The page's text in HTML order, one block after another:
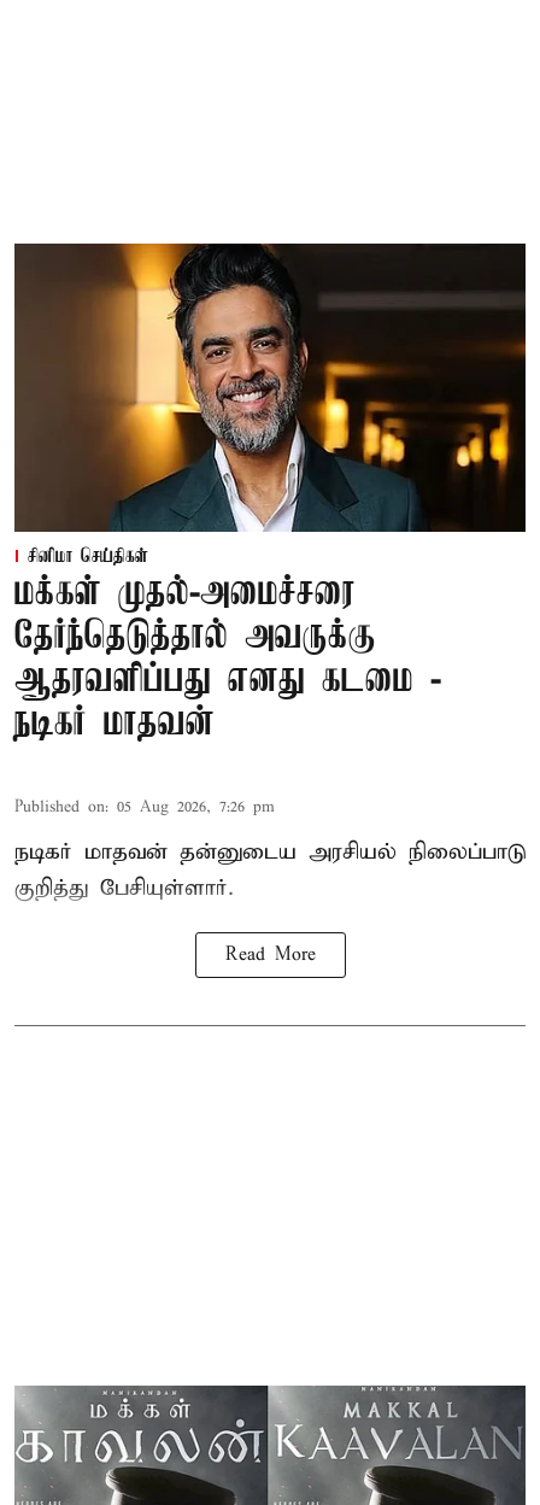
சினிமா செய்திகள்
மக்கள் முதல்-அமைச்சரை
தேர்ந்தெடுத்தால் அவருக்கு
ஆதரவளிப்பது எனது கடமை -
நடிகர் மாதவன்
Published on: 05 Aug 2026, 7:26 pm
நடிகர் மாதவன் தன்னுடைய அரசியல் நிலைப்பாடு
குறித்து பேசியுள்ளார்.
Read More